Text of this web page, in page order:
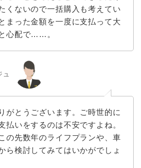
くないので一括購入も考えてい
まった金額を一度に支払って大
心配で……。
がとうございます。ご時世的に
払いをするのは不安ですよね。
の先数年のライフプランや、車
ら検討してみてはいかがでしょ